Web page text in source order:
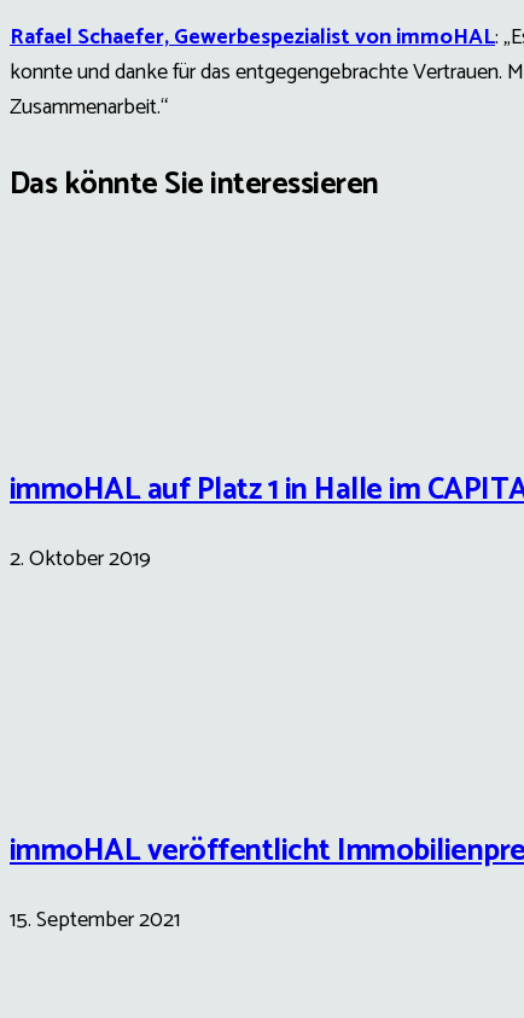
Rafael Schaefer, Gewerbespezialist von immoHAL:
konnte und danke für das entgegengebrachte Vertrauen.
Zusammenarbeit.“
Das könnte Sie interessieren
immoHAL auf Platz 1 in Halle im
2. Oktober 2019
immoHAL veröffentlicht
15. September 2021